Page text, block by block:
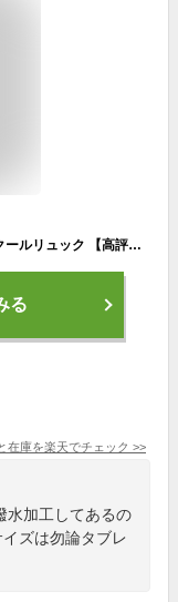
＼まとめ割★10％OFFクーポン／ リュック スクールリュック 【高評価★4.65】通学 女子 中学生 高校生 大容量 大きめ 大きい 塾 35L 30L スクバ 通学リュック 旅行 修学旅行 バケツ型 ボックス スクエア スポーツ 男子 メンズ 大学生 人気 推し活 オシ活 撥水 軽量 A4 A3
る
在庫を楽天でチェック >>
水加工してあるの
ズは勿論タブレ